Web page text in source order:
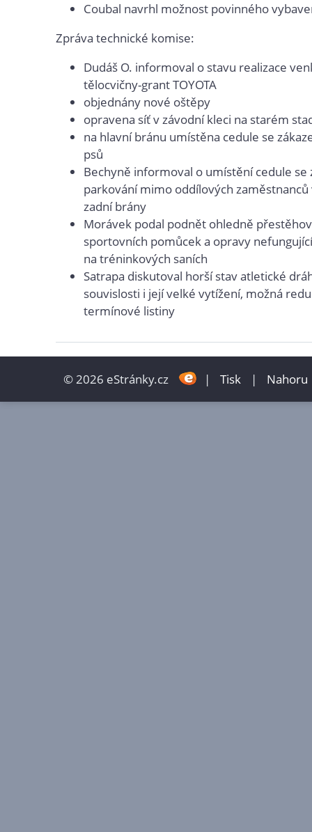
Coubal navrhl možnost povinného
Zpráva technické komise:
Dudáš O. informoval o stavu realizace
tělocvičny-grant TOYOTA
objednány nové oštěpy
opravena síť v závodní kleci na starém
na hlavní bránu umístěna cedule se
psů
Bechyně informoval o umístění cedule se
parkování mimo oddílových
zadní brány
Morávek podal podnět ohledně
sportovních pomůcek a opravy
na tréninkových saních
Satrapa diskutoval horší stav atletické
souvislosti i její velké vytížení, možná
termínové listiny
© 2026 eStránky.cz | Tisk | Nahoru